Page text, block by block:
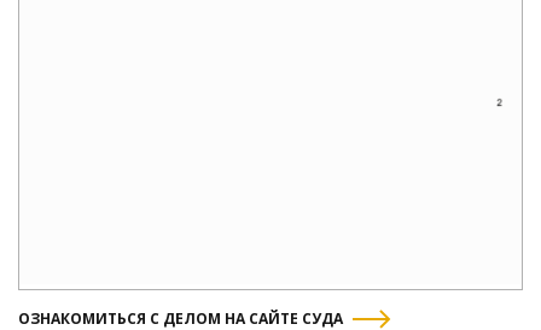
ОЗНАКОМИТЬСЯ С ДЕЛОМ НА САЙТЕ СУДА